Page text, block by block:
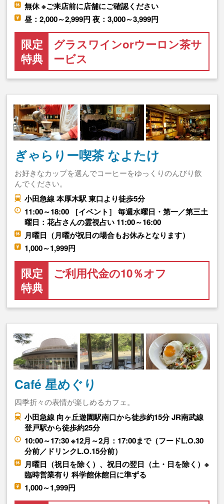
無休 ※ご来店前に店舗にご確認ください
昼：2,000～2,999円 夜：3,000～3,999円
限定
特典
グラスワインorウーロン茶サ
ービス
ぎゃらりー喫茶 なよたけ
お好きなカップを選んでコーヒーをゆっくりのんびり飲
んでください。
小田急線 本厚木駅 東口より徒歩5分
11:00～18:00 ［イベント］ 毎週水曜日・第一／第三土
曜日：花占さんの霊視占い 11:00～16:00
月曜日（月曜が祝日の場合もお休みとなります）
1,000～1,999円
限定
特典
ご利用代金の10％オフ
Café 星めぐり
四季折々の表情が楽しめるカフェ。
小田急線 向ヶ丘遊園駅南口から徒歩約15分 JR南武線
登戸駅から徒歩約25分
10:00～17:30 ※12月～2月：17:00まで（フードL.O.30
分前／ドリンクL.O.15分前）
月曜日（祝日を除く）、祝日の翌日（土・日を除く）※
臨時営業有り 科学館休館日に準ずる
1,000～1,999円